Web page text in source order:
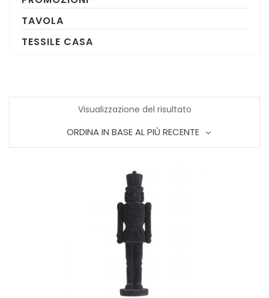
TAVOLA
TESSILE CASA
Visualizzazione del risultato
ORDINA IN BASE AL PIÙ RECENTE